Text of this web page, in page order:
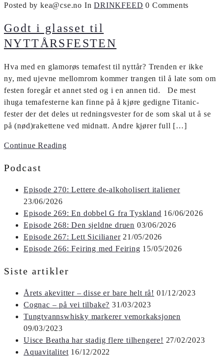
Posted by kea@cse.no InDRINKFEED 0 Comments
Godt i glasset til
NYTTÅRSFESTEN
Hva med en glamorøs temafest til nyttår? Trenden er ikke
ny, med ujevne mellomrom kommer ­trangen til å late som om
festen foregår et annet sted og i en annen tid. De mest
ihuga tema­festerne kan finne på å kjøre gedigne Titanic-
fester der det deles ut rednings­vester for de som skal ut å se
på (nød)rakettene ved midnatt. Andre kjører full […]
Continue Reading
Podcast
Episode 270: Lettere de-alkoholisert italiener
23/06/2026
Episode 269: En dobbel G fra Tyskland 16/06/2026
Episode 268: Den sjeldne druen 03/06/2026
Episode 267: Lett Sicilianer 21/05/2026
Episode 266: Feiring med Feiring 15/05/2026
Siste artikler
Årets akevitter – disse er bare helt rå! 01/12/2023
Cognac – på vei tilbake? 31/03/2023
Tungtvannswhisky markerer vemorkaksjonen
09/03/2023
Uisce Beatha har stadig flere tilhengere! 27/02/2023
Aquavitalitet 16/12/2022